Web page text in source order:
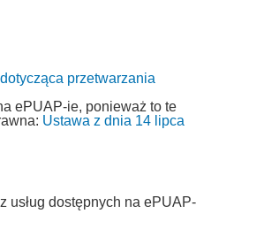
przetwarzania
ePUAP-ie, ponieważ to te
Ustawa z dnia 14 lipca
usług dostępnych na ePUAP-